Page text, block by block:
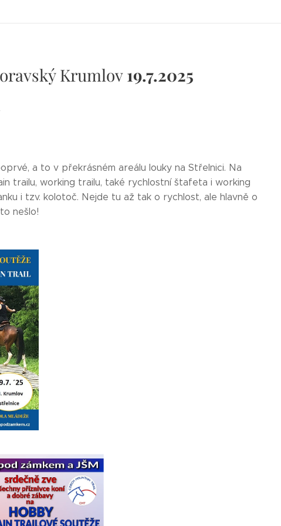
Krumlov19.7.2025
a to v překrásném areálu louky na Střelnici. Na
trailu, working trailu, také rychlostní štafeta i working
i tzv. kolotoč. Nejde tu až tak o rychlost, ale hlavně o
nešlo!